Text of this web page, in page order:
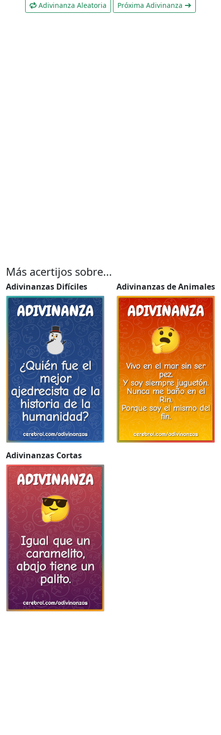
Adivinanza Aleatoria Próxima Adivinanza
Más acertijos sobre...
Adivinanzas Difíciles Adivinanzas de Animales
Adivinanzas Cortas